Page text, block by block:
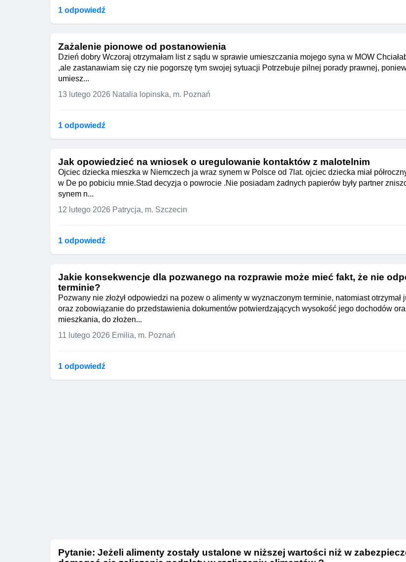
1 odpowiedź
Zażalenie pionowe od postanowienia
Dzień dobry Wczoraj otrzymałam list z sądu w sprawie umieszczania mojego syna w MOW
,ale zastanawiam się czy nie pogorszę tym swojej sytuacji Potrzebuje pilnej porady prawnej,
umiesz...
13 lutego 2026 Natalia lopinska, m. Poznań
1 odpowiedź
Jak opowiedzieć na wniosek o uregulowanie kontaktów z malotelnim
Ojciec dziecka mieszka w Niemczech ja wraz synem w Polsce od 7lat. ojciec dziecka miał
w De po pobiciu mnie.Stad decyzja o powrocie .Nie posiadam żadnych papierów były partner
synem n...
12 lutego 2026 Patrycja, m. Szczecin
1 odpowiedź
Jakie konsekwencje dla pozwanego na rozprawie może mieć fakt, że nie
terminie?
Pozwany nie złożył odpowiedzi na pozew o alimenty w wyznaczonym terminie, natomiast
oraz zobowiązanie do przedstawienia dokumentów potwierdzających wysokość jego dochodów
mieszkania, do złożen...
11 lutego 2026 Emilia, m. Poznań
1 odpowiedź
Pytanie: Jeżeli alimenty zostały ustalone w niższej wartości niż w